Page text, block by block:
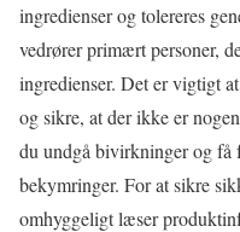
ingredienser og tolereres
vedrører primært personer,
ingredienser. Det er vigtigt
og sikre, at der ikke er
du undgå bivirkninger og få
bekymringer. For at sikre
omhyggeligt læser